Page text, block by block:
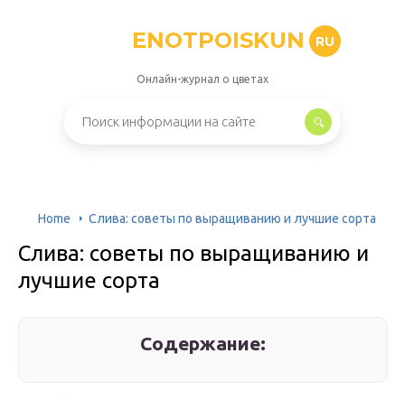
ENOTPOISKUN RU
Онлайн-журнал о цветах
Home Слива: советы по выращиванию и лучшие сорта
Слива: советы по выращиванию и
лучшие сорта
Содержание: